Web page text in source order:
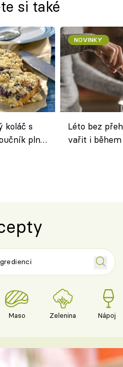
si také
koláč s
plný
NOVINKY
Léto bez
vařit i
Maso Zelenina Nápoje